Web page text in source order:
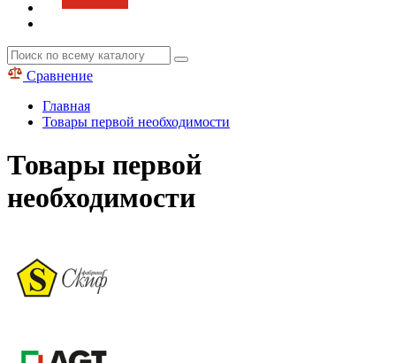
Сравнение
Главная
Товары первой необходимости
Товары первой
необходимости